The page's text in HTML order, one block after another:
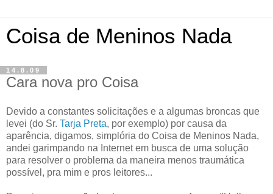
Coisa de Meninos Nada
14.8.09
Cara nova pro Coisa
Devido a constantes solicitações e a algumas broncas que
levei (do Sr. Tarja Preta, por exemplo) por causa da
aparência, digamos, simplória do Coisa de Meninos Nada,
andei garimpando na Internet em busca de uma solução
para resolver o problema da maneira menos traumática
possível, pra mim e pros leitores...